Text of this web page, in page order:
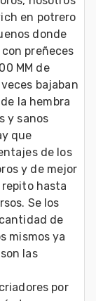
en potrero
donde
preñeces
MM de
bajaban
la hembra
y sanos
que
de los
y de mejor
hasta
Se los
de
mismos ya
las
por